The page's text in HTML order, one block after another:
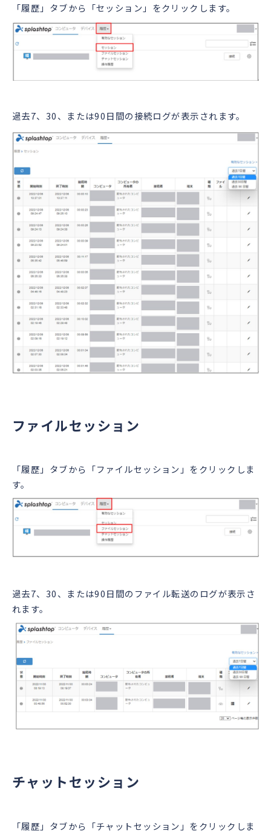
「履歴」タブから「セッション」をクリックします。
過去7、30、または90日間の接続ログが表示されます。
ファイルセッション
「履歴」タブから「ファイルセッション」をクリックしま
す。
過去7、30、または90日間のファイル転送のログが表示さ
れます。
チャットセッション
「履歴」タブから「チャットセッション」をクリックしま